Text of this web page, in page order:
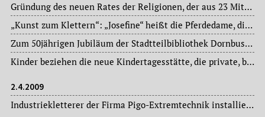
Gründung des neuen Rates der Religionen, der aus 23 Mitgliedern verschiedener Religionsgemeinschaften besteht.
„Kunst zum Klettern“: „Josefine“ heißt die Pferdedame, die seit heute den kleinen Patienten im Clementine Kinderhospital die Wartezeit verkürzt.
Zum 50jährigen Jubiläum der Stadtteilbibliothek Dornbusch liest die Frankfurter Schriftstellerin Stefanie Zweig aus ihrem Roman „Die Kinder der Rothschildallee“.
Kinder beziehen die neue Kindertagesstätte, die private, bilinguale Kita „Little Giants“ im Eurohaus in Niederrad.
2.4.2009
Industriekletterer der Firma Pigo-Extremtechnik installieren die rekonstruierte Firstfigur der Bolongaros wieder auf deren Palast: ein 25 Kilo schwerer Pelikan aus Kupfer und eine große Kugel aus dem gleichen Material.